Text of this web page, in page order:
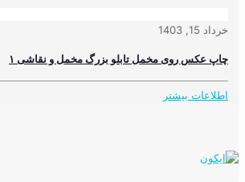
خرداد 15, 1403
چاپ عکس روی مخمل تابلو بزرگ مخمل و نقاشی ۱
اطلاعات بیشتر